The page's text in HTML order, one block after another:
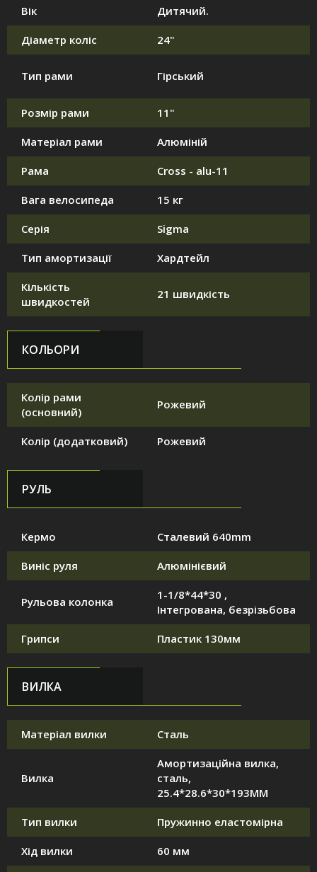
Вік Дитячий.
Діаметр коліс 24"
Тип рами Гірський
Розмір рами 11"
Матеріал рами Алюміній
Рама Cross - alu-11
Вага велосипеда 15 кг
Серія Sigma
Тип амортизації Хардтейл
Кількість
швидкостей
21 швидкість
КОЛЬОРИ
Колір рами
(основний)
Рожевий
Колір (додатковий) Рожевий
РУЛЬ
Кермо Сталевий 640mm
Виніс руля Алюмінієвий
Рульова колонка
1-1/8*44*30 ,
Інтегрована, безрізьбова
Грипси Пластик 130мм
ВИЛКА
Матеріал вилки Сталь
Вилка
Амортизаційна вилка,
сталь,
25.4*28.6*30*193MM
Тип вилки Пружинно еластомірна
Хід вилки 60 мм